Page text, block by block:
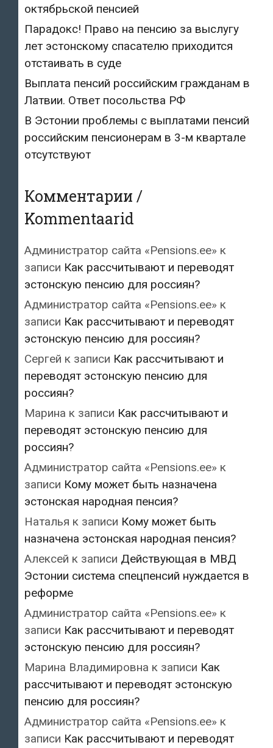
октябрьской пенсией
Парадокс! Право на пенсию за выслугу
лет эстонскому спасателю приходится
отстаивать в суде
Выплата пенсий российским гражданам в
Латвии. Ответ посольства РФ
В Эстонии проблемы с выплатами пенсий
российским пенсионерам в 3-м квартале
отсутствуют
Комментарии /
Kommentaarid
Администратор сайта «Pensions.ee» к
записи Как рассчитывают и переводят
эстонскую пенсию для россиян?
Администратор сайта «Pensions.ee» к
записи Как рассчитывают и переводят
эстонскую пенсию для россиян?
Сергей к записи Как рассчитывают и
переводят эстонскую пенсию для
россиян?
Марина к записи Как рассчитывают и
переводят эстонскую пенсию для
россиян?
Администратор сайта «Pensions.ee» к
записи Кому может быть назначена
эстонская народная пенсия?
Наталья к записи Кому может быть
назначена эстонская народная пенсия?
Алексей к записи Действующая в МВД
Эстонии система спецпенсий нуждается в
реформе
Администратор сайта «Pensions.ee» к
записи Как рассчитывают и переводят
эстонскую пенсию для россиян?
Марина Владимировна к записи Как
рассчитывают и переводят эстонскую
пенсию для россиян?
Администратор сайта «Pensions.ee» к
записи Как рассчитывают и переводят